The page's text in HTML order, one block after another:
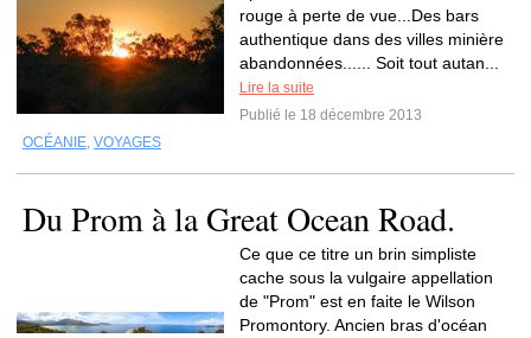
rouge à perte de vue...Des bars
authentique dans des villes minière
abandonnées...... Soit tout autan...
Lire la suite
Publié le 18 décembre 2013
OCÉANIE, VOYAGES
Du Prom à la Great Ocean Road.
Ce que ce titre un brin simpliste
cache sous la vulgaire appellation
de "Prom" est en faite le Wilson
Promontory. Ancien bras d'océan